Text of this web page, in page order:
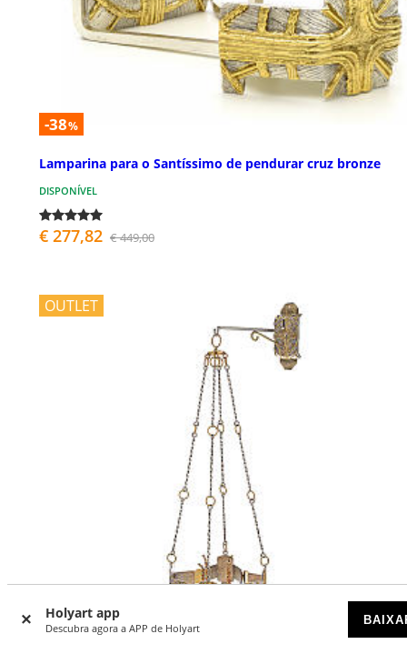
Holyart app
Descubra agora a APP de Holyart
-38%
Lamparina para o Santíssimo de pendurar cruz bronze
DISPONÍVEL
€ 277,82 € 449,00
OUTLET